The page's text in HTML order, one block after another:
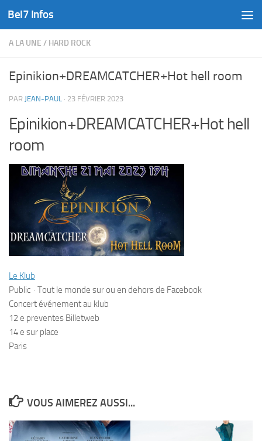
Skip to content
Bel7 Infos
A LA UNE / HARD ROCK
Epinikion+DREAMCATCHER+Hot hell room
PAR JEAN-PAUL · 23 FÉVRIER 2023
Epinikion+DREAMCATCHER+Hot hell
room
Le Klub
Public · Tout le monde sur ou en dehors de Facebook
Concert événement au klub
12 e preventes Billetweb
14 e sur place
Paris
VOUS AIMEREZ AUSSI...